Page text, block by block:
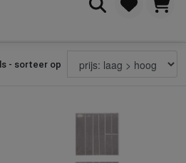
Zoeken
- sorteer op